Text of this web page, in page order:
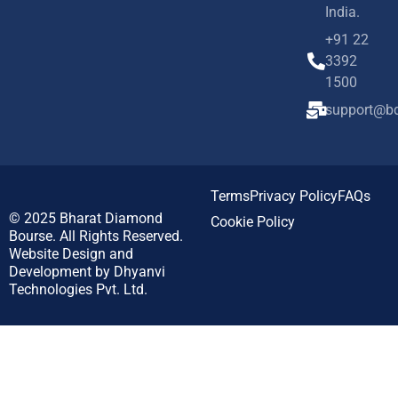
India.
+91 22
3392
1500
© 2025 Bharat Diamond
Bourse. All Rights Reserved.
Website Design and
Development by Dhyanvi
Technologies Pvt. Ltd.
TermsPrivacy PolicyFAQs
Cookie Policy